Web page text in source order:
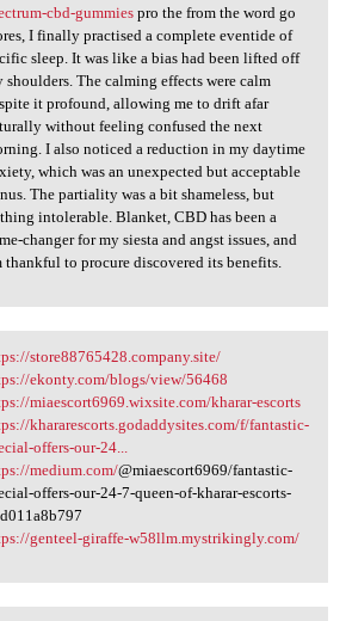
cbd-gummiespro the from the word go
I finally practised a complete eventide of
sleep. It was like a bias had been lifted off
shoulders. The calming effects were calm
it profound, allowing me to drift afar
without feeling confused the next
I also noticed a reduction in my daytime
which was an unexpected but acceptable
The partiality was a bit shameless, but
intolerable. Blanket, CBD has been a
changer for my siesta and angst issues, and
thankful to procure discovered its benefits.
store88765428.company
store88765428.company.site/
ekonty.com/blogs/view/56468
miaescort6969.wixsite.com/kharar-escorts
khararescorts.godaddysites.com/f/fantastic-
offers-our-24...
medium.com/@miaescort6969/fantastic-
offers-our-24-7-queen-of-kharar-escorts-
genteel-giraffe-w58llm.mystrikingly.com/